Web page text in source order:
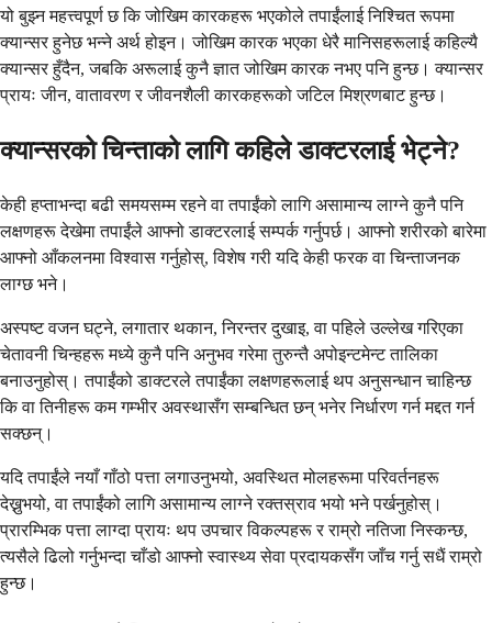
यो बुझ्न महत्त्वपूर्ण छ कि जोखिम कारकहरू भएकोले तपाईंलाई निश्चित रूपमा
क्यान्सर हुनेछ भन्ने अर्थ होइन। जोखिम कारक भएका धेरै मानिसहरूलाई कहिल्यै
क्यान्सर हुँदैन, जबकि अरूलाई कुनै ज्ञात जोखिम कारक नभए पनि हुन्छ। क्यान्सर
प्रायः जीन, वातावरण र जीवनशैली कारकहरूको जटिल मिश्रणबाट हुन्छ।
क्यान्सरको चिन्ताको लागि कहिले डाक्टरलाई भेट्ने?
केही हप्ताभन्दा बढी समयसम्म रहने वा तपाईंको लागि असामान्य लाग्ने कुनै पनि
लक्षणहरू देखेमा तपाईंले आफ्नो डाक्टरलाई सम्पर्क गर्नुपर्छ। आफ्नो शरीरको बारेमा
आफ्नो आँकलनमा विश्वास गर्नुहोस्, विशेष गरी यदि केही फरक वा चिन्ताजनक
लाग्छ भने।
अस्पष्ट वजन घट्ने, लगातार थकान, निरन्तर दुखाइ, वा पहिले उल्लेख गरिएका
चेतावनी चिन्हहरू मध्ये कुनै पनि अनुभव गरेमा तुरुन्तै अपोइन्टमेन्ट तालिका
बनाउनुहोस्। तपाईंको डाक्टरले तपाईंका लक्षणहरूलाई थप अनुसन्धान चाहिन्छ
कि वा तिनीहरू कम गम्भीर अवस्थासँग सम्बन्धित छन् भनेर निर्धारण गर्न मद्दत गर्न
सक्छन्।
यदि तपाईंले नयाँ गाँठो पत्ता लगाउनुभयो, अवस्थित मोलहरूमा परिवर्तनहरू
देख्नुभयो, वा तपाईंको लागि असामान्य लाग्ने रक्तस्राव भयो भने पर्खनुहोस्।
प्रारम्भिक पत्ता लाग्दा प्रायः थप उपचार विकल्पहरू र राम्रो नतिजा निस्कन्छ,
त्यसैले ढिलो गर्नुभन्दा चाँडो आफ्नो स्वास्थ्य सेवा प्रदायकसँग जाँच गर्नु सधैं राम्रो
हुन्छ।